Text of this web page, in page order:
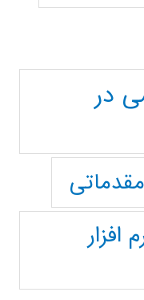
در